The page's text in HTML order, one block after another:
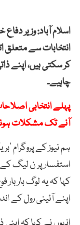
اسلام آباد: وزیر
انتخابات سے
کر سکتی ہیں، اپنے
چاہیے۔
پہلے انتخابی
آنے تک مشکلات
ہم نیوز کے پروگرام
استفسار پر ن لیگ
کہا کہ یہ لوگ بار
اپنے آئینی رول کے